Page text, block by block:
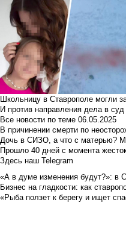
Школьницу в Ставрополе могли
И против направления дела в суд
Все новости по теме 06.05.2025
В причинении смерти по
Дочь в СИЗО, а что с матерью?
Прошло 40 дней с момента
Здесь наш Telegram
«А в думе изменения будут?»: в
Бизнес на гладкости: как
«Рыба ползет к берегу и ищет